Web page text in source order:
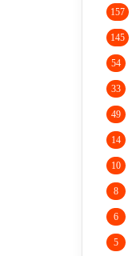
157
145
54
33
49
14
10
8
6
5